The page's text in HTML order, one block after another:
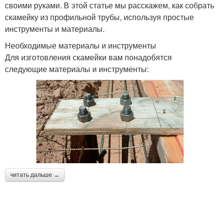
своими руками. В этой статье мы расскажем, как собрать
скамейку из профильной трубы, используя простые
инструменты и материалы.
Необходимые материалы и инструменты
Для изготовления скамейки вам понадобятся
следующие материалы и инструменты:
читать дальше →